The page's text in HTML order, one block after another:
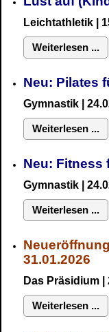
Leichtathletik |
Weiterlesen ...
Neu: Pilates
Gymnastik |
Weiterlesen ...
Neu: Fitness
Gymnastik |
Weiterlesen ...
31.01.2026
Das Präsidium
Weiterlesen ...